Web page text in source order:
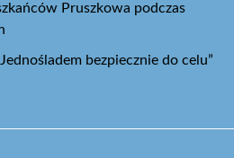
Pruszkowa podczas
bezpiecznie do celu”